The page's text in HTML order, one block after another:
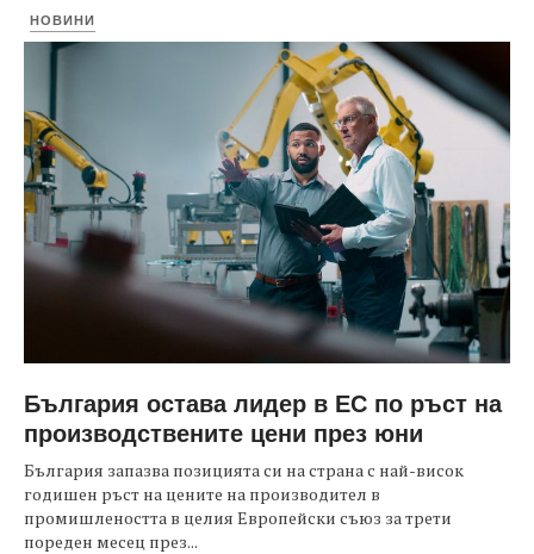
НОВИНИ
България остава лидер в ЕС по ръст на
производствените цени през юни
България запазва позицията си на страна с най-висок
годишен ръст на цените на производител в
промишлеността в целия Европейски съюз за трети
пореден месец през...